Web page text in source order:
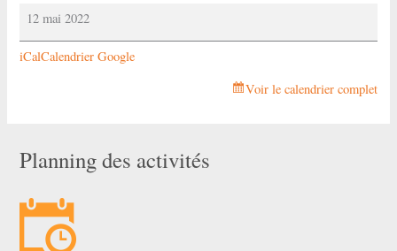
Scrapbooking
12 mai 2022
iCalCalendrier Google
Voir le calendrier complet
Planning des activités